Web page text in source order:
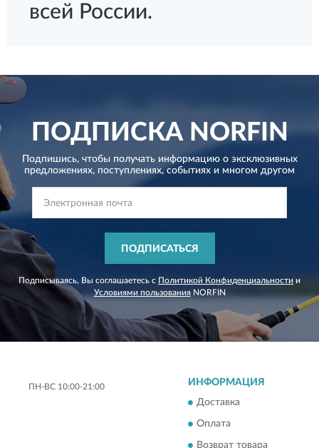
всей России.
ПОДПИСКАNORFIN
Подпишись, чтобы получать информацию о эксклюзивных
предложениях, поступлениях, событиях и многом другом
ПОДПИСАТЬСЯ
Подписываясь, Вы соглашаетесь с Политикой Конфиденциальности и
Условиями пользованияNORFIN
ПН-ВС 10:00-21:00 ИНФОРМАЦИЯ
Доставка
Оплата
Возврат товара